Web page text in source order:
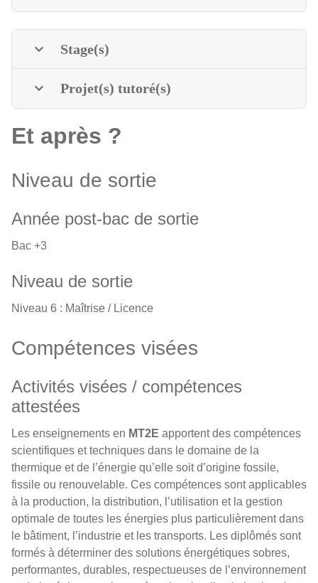
Stage(s)
Projet(s) tutoré(s)
Et après ?
Niveau de sortie
Année post-bac de sortie
Bac +3
Niveau de sortie
Niveau 6 : Maîtrise / Licence
Compétences visées
Activités visées / compétences
attestées
Les enseignements en MT2E apportent des compétences
scientifiques et techniques dans le domaine de la
thermique et de l’énergie qu’elle soit d’origine fossile,
fissile ou renouvelable. Ces compétences sont applicables
à la production, la distribution, l’utilisation et la gestion
optimale de toutes les énergies plus particulièrement dans
le bâtiment, l’industrie et les transports. Les diplômés sont
formés à déterminer des solutions énergétiques sobres,
performantes, durables, respectueuses de l’environnement